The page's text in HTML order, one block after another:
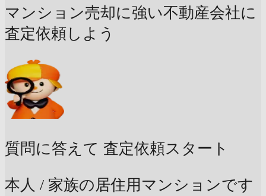
マンション売却に強い不動産会社に
査定依頼しよう
質問に答えて 査定依頼スタート
本人 / 家族の居住用マンションです